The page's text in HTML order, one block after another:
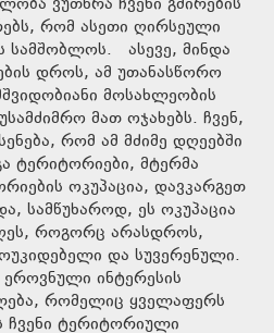
რომ ასეთი ღირსეული
სამშობლოს. ასევე, მინდა
დროს, ამ უთანასწორო
მოსახლეობის
მათ ოჯახებს. ჩვენ,
რომ ამ მძიმე დღეებში
ტერიტორიები, მტერმა
ოკუპაცია, დავკარგეთ
სამწუხაროდ, ეს ოკუპაცია
როგორც არასდროს,
და სუვერენული.
ინტერესის
რომელიც ყველაფერს
ჩვენი ტერიტორიული